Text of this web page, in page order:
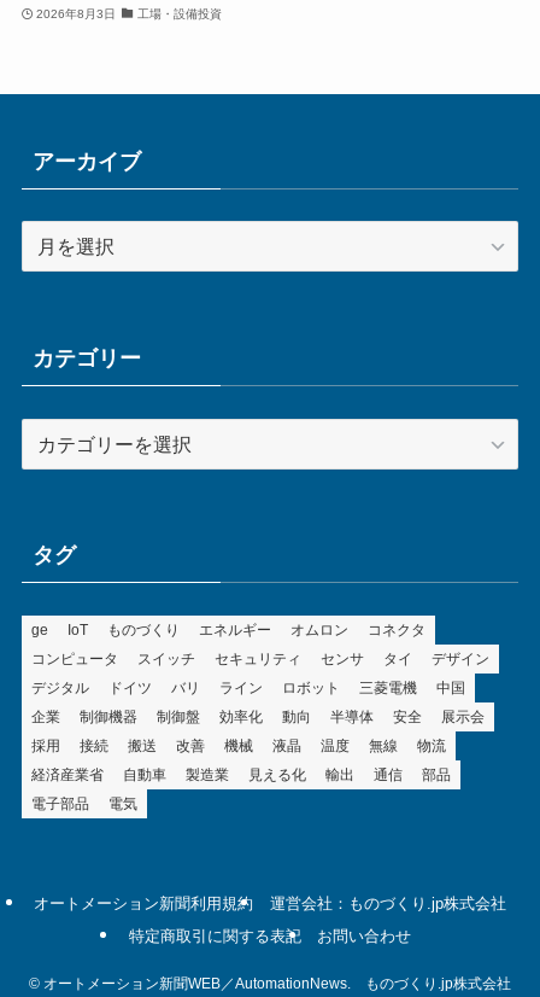
2026年8月3日 工場・設備投資
アーカイブ
ー
ブカテゴリー
ータグ
ge IoT ものづくり エネルギー オムロン
コネクタ
コンピュータ
スイッチ セキュリティ センサ タイ
デザイン
デジタル
ドイツ バリ ライン ロボット 三菱電機
中国
企業
制御機器 制御盤 効率化 動向 半導体 安全
展示会
採用
接続 搬送 改善 機械 液晶 温度 無線
物流
経済産業省
自動車 製造業 見える化 輸出 通信
部品
電子部品
電気
オートメーション新聞利用規約
運営会社：ものづくり.jp株式会社
特定商取引に関する表記
お問い合わせ
© オートメーション新聞WEB／AutomationNews. ものづくり.jp株式会社